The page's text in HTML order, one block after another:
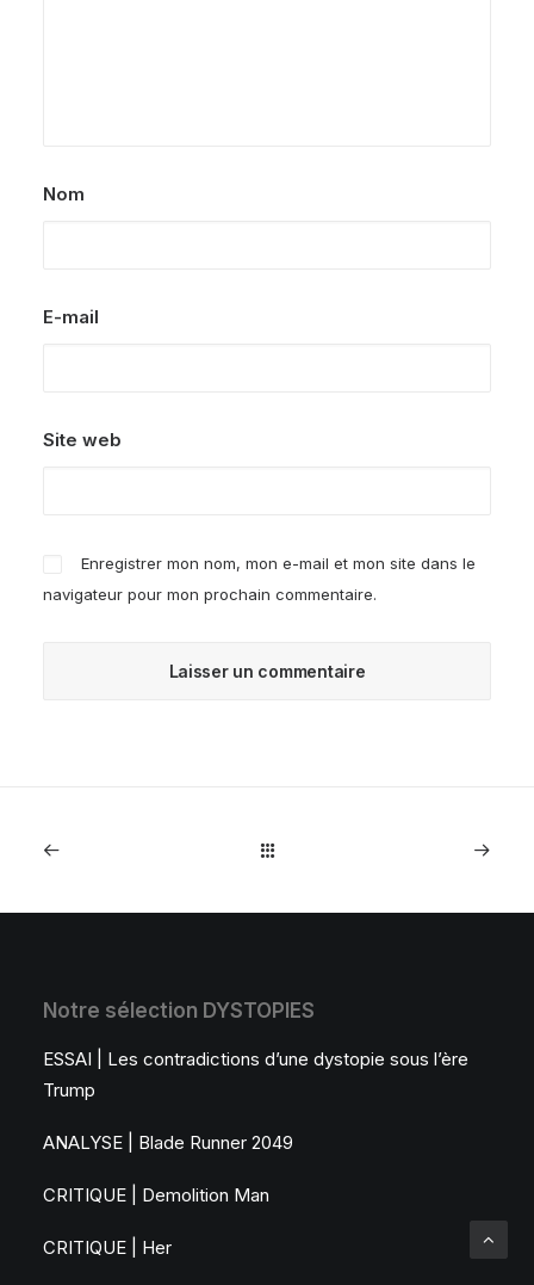
Nom
E-mail
Site web
Enregistrer mon nom, mon e-mail et mon site dans le
navigateur pour mon prochain commentaire.
Notre sélection DYSTOPIES
ESSAI | Les contradictions d’une dystopie sous l’ère
Trump
ANALYSE | Blade Runner 2049
CRITIQUE | Demolition Man
CRITIQUE | Her